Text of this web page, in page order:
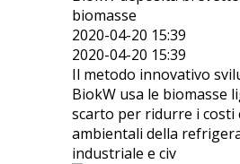
biomasse
2020-04-20 15:39
2020-04-20 15:39
Il metodo innovativo
BiokW usa le biomasse
scarto per ridurre i costi
ambientali della
industriale e civ